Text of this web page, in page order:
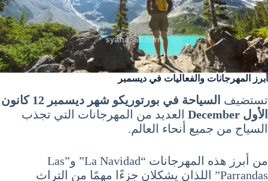
أبرز المهرجانات والفعاليات في ديسمبر
تستضيف
السياحة في بورتوريكو شهر ديسمبر 12 كانون
الأول December
العديد من المهرجانات التي تجذب
السياح من جميع أنحاء العالم.
من أبرز هذه المهرجانات “La Navidad” و”Las
Parrandas” اللذان يشكلان جزءًا مهمًا من التراث